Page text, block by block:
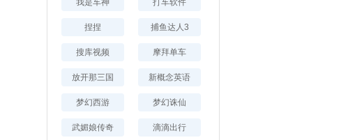
捏捏 捕鱼达人3
搜库视频 摩拜单车
放开那三国 新概念英语
梦幻西游 梦幻诛仙
武媚娘传奇 滴滴出行